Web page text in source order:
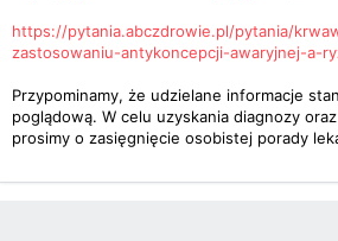
https://pytania.abczdrowie.pl/pytania/
zastosowaniu-antykoncepcji-awaryjnej-a-
Przypominamy, że udzielane informacje
poglądową. W celu uzyskania diagnozy
prosimy o zasięgnięcie osobistej porady